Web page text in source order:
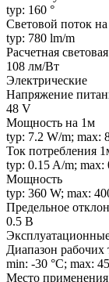
typ: 160 °
Световой поток
typ: 780 lm/m
Расчетная
108 лм/Вт
Электрические
Напряжение
48 V
Мощность на 1м
typ: 7.2 W/m; max:
Ток потребления
typ: 0.15 A/m; max:
Мощность
typ: 360 W; max:
Предельное
0.5 В
Диапазон рабочих
min: -30 °C; max:
Место применения